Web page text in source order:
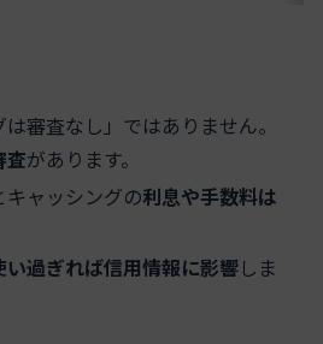
は審査なし」ではありません。
査があります。
ャッシングの利息や手数料は
い過ぎれば信用情報に影響しま